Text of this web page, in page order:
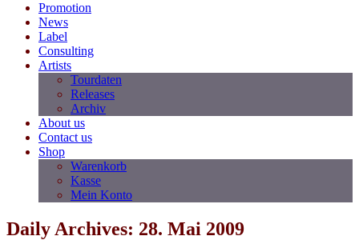
Promotion
News
Label
Consulting
Artists
Tourdaten
Releases
Archiv
About us
Contact us
Shop
Warenkorb
Kasse
Mein Konto
Daily Archives: 28. Mai 2009